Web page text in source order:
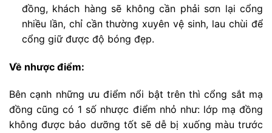
đồng, khách hàng sẽ không cần phải sơn lại cổng
nhiều lần, chỉ cần thường xuyên vệ sinh, lau chùi để
cổng giữ được độ bóng đẹp.
Về nhược điểm:
Bên cạnh những ưu điểm nổi bật trên thì cổng sắt mạ
đồng cũng có 1 số nhược điểm nhỏ như: lớp mạ đồng
không được bảo dưỡng tốt sẽ dễ bị xuống màu trước